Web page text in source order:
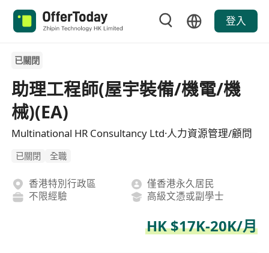
登入
已關閉
助理工程師(屋宇裝備/機電/機
械)(EA)
Multinational HR Consultancy Ltd·人力資源管理/顧問
已關閉 全職
香港特別行政區
僅香港永久居民
不限經驗
高級文憑或副學士
HK $17K-20K/月